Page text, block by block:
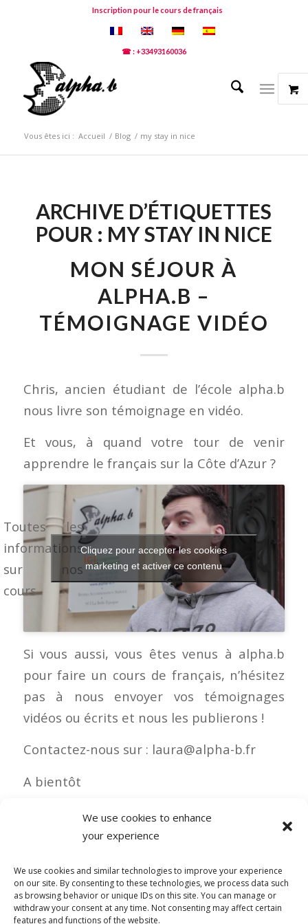
We use cookies to enhance
your experience
We use cookies and similar technologies to improve your experience
on our site. By consenting to these technologies, we process data such
as browsing behavior or unique IDs on this site. You can manage or
withdraw your consent at any time. Not consenting may affect certain
features and functions of the website.
Inscription pour le cours de français
☎ : +33493160036
Vous êtes ici : Accueil / Blog / my stay in nice
ARCHIVE D’ÉTIQUETTES
POUR : MY STAY IN NICE
MON SÉJOUR À
ALPHA.B –
TÉMOIGNAGE VIDÉO
Chris, ancien étudiant de l’école alpha.b
nous livre son témoignage en vidéo.
Et vous, à quand votre tour de venir
apprendre le français sur la Côte d’Azur ?
Toutes les
informations
sur nos
cours
ici.
Cliquez pour accepter les cookies
marketing et activer ce contenu
Si vous aussi, vous êtes venus à alpha.b
pour faire un cours de français, n’hésitez
pas à nous envoyer vos témoignages
vidéos ou écrits et nous les publierons !
Contactez-nous sur : laura@alpha-b.fr
A bientôt
0 COMMENTAIRES